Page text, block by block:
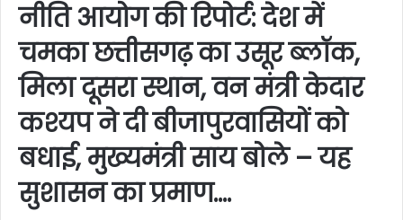
नीति आयोग की रिपोर्ट: देश में
चमका छत्तीसगढ़ का उसूर ब्लॉक,
मिला दूसरा स्थान, वन मंत्री केदार
कश्यप ने दी बीजापुरवासियों को
बधाई, मुख्यमंत्री साय बोले – यह
सुशासन का प्रमाण….